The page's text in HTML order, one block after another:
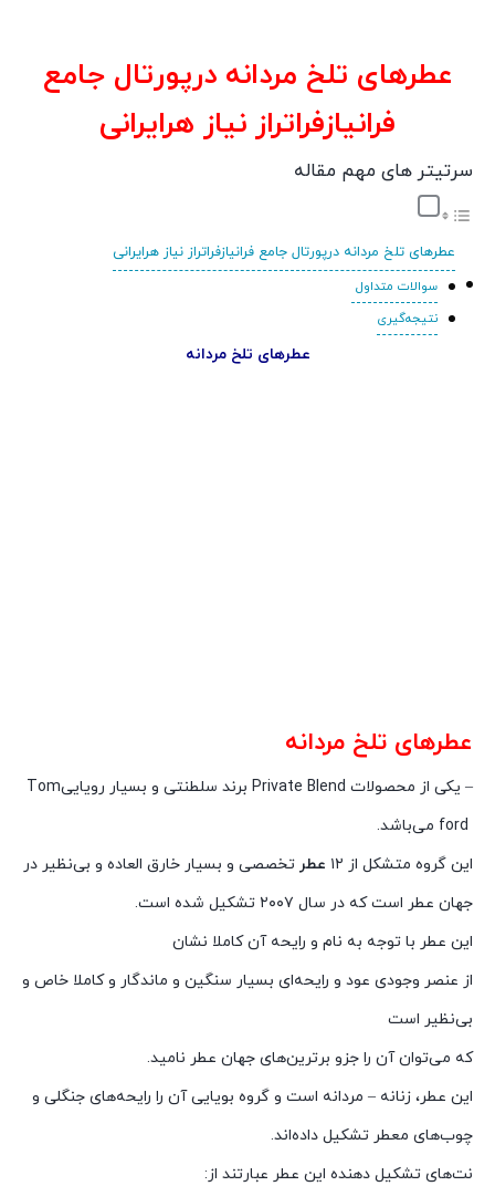
عطرهای تلخ مردانه درپورتال جامع
فرانیازفراتراز نیاز هرایرانی
سرتیتر های مهم مقاله
عطرهای تلخ مردانه درپورتال جامع فرانیازفراتراز نیاز هرایرانی
سوالات متداول
نتیجه‌گیری
عطرهای تلخ مردانه
عطرهای تلخ مردانه
– یکی از محصولات Private Blend برند سلطنتی و بسیار رویاییTom
ford می‌باشد.
این گروه متشکل از ۱۲
عطر تخصصی و بسیار خارق العاده و بی‌نظیر در
جهان عطر است که در سال ۲۰۰۷ تشکیل شده است.
این عطر با توجه به نام و رایحه آن کاملا نشان
از عنصر وجودی عود و رایحه‌ای بسیار سنگین و ماندگار و کاملا خاص و
بی‌نظیر است
که می‌توان آن را جزو برترین‌های جهان عطر نامید.
این عطر، زنانه – مردانه است و گروه بویایی آن را رایحه‌های جنگلی و
چوب‌های معطر تشکیل دادهاند.
نت‌های تشکیل دهنده این عطر عبارتند از: